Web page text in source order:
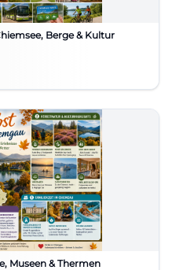
Berge & Kultur
Museen & Thermen